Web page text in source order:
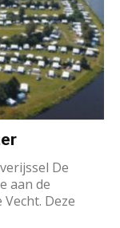
De
aan de
Deze